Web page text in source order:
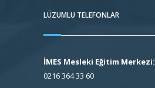
LÜZUMLU TELEFONLAR
İMES Mesleki Eğitim Merkezi:
0216 364 33 60